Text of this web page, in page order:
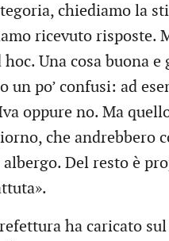
chiediamo la
ricevuto risposte.
Una cosa buona e
po’ confusi: ad
oppure no. Ma
che andrebbero
Del resto è
ha caricato